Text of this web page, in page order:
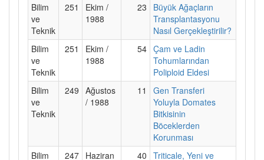
Bilim
ve
Teknik
251
Ekim /
1988
23
Büyük Ağaçların
Transplantasyonu
Nasıl Gerçekleştirilir?
Bilim
ve
Teknik
251
Ekim /
1988
54 Çam ve Ladin
Tohumlarından
Poliploid Eldesi
Bilim
ve
Teknik
249 Ağustos
/ 1988
11
Gen Transferi
Yoluyla Domates
Bitkisinin
Böceklerden
Korunması
Bilim
247 Haziran 40 Triticale, Yeni ve